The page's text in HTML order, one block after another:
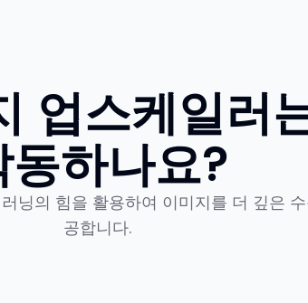
업스케일러
동하나요?
닝의 힘을 활용하여 이미지를 더 깊은
공합니다.